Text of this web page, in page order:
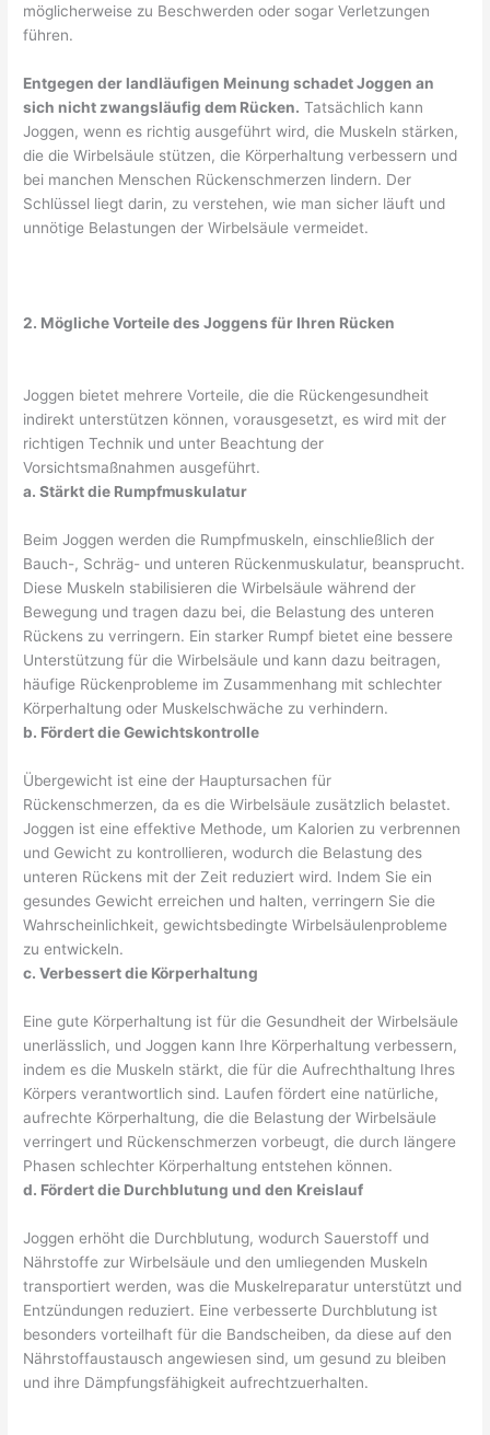
möglicherweise zu Beschwerden oder sogar Verletzungen
führen.
Entgegen der landläufigen Meinung schadet Joggen an
sich nicht zwangsläufig dem Rücken. Tatsächlich kann
Joggen, wenn es richtig ausgeführt wird, die Muskeln stärken,
die die Wirbelsäule stützen, die Körperhaltung verbessern und
bei manchen Menschen Rückenschmerzen lindern. Der
Schlüssel liegt darin, zu verstehen, wie man sicher läuft und
unnötige Belastungen der Wirbelsäule vermeidet.
2. Mögliche Vorteile des Joggens für Ihren Rücken
Joggen bietet mehrere Vorteile, die die Rückengesundheit
indirekt unterstützen können, vorausgesetzt, es wird mit der
richtigen Technik und unter Beachtung der
Vorsichtsmaßnahmen ausgeführt.
a. Stärkt die Rumpfmuskulatur
Beim Joggen werden die Rumpfmuskeln, einschließlich der
Bauch-, Schräg- und unteren Rückenmuskulatur, beansprucht.
Diese Muskeln stabilisieren die Wirbelsäule während der
Bewegung und tragen dazu bei, die Belastung des unteren
Rückens zu verringern. Ein starker Rumpf bietet eine bessere
Unterstützung für die Wirbelsäule und kann dazu beitragen,
häufige Rückenprobleme im Zusammenhang mit schlechter
Körperhaltung oder Muskelschwäche zu verhindern.
b. Fördert die Gewichtskontrolle
Übergewicht ist eine der Hauptursachen für
Rückenschmerzen, da es die Wirbelsäule zusätzlich belastet.
Joggen ist eine effektive Methode, um Kalorien zu verbrennen
und Gewicht zu kontrollieren, wodurch die Belastung des
unteren Rückens mit der Zeit reduziert wird. Indem Sie ein
gesundes Gewicht erreichen und halten, verringern Sie die
Wahrscheinlichkeit, gewichtsbedingte Wirbelsäulenprobleme
zu entwickeln.
c. Verbessert die Körperhaltung
Eine gute Körperhaltung ist für die Gesundheit der Wirbelsäule
unerlässlich, und Joggen kann Ihre Körperhaltung verbessern,
indem es die Muskeln stärkt, die für die Aufrechthaltung Ihres
Körpers verantwortlich sind. Laufen fördert eine natürliche,
aufrechte Körperhaltung, die die Belastung der Wirbelsäule
verringert und Rückenschmerzen vorbeugt, die durch längere
Phasen schlechter Körperhaltung entstehen können.
d. Fördert die Durchblutung und den Kreislauf
Joggen erhöht die Durchblutung, wodurch Sauerstoff und
Nährstoffe zur Wirbelsäule und den umliegenden Muskeln
transportiert werden, was die Muskelreparatur unterstützt und
Entzündungen reduziert. Eine verbesserte Durchblutung ist
besonders vorteilhaft für die Bandscheiben, da diese auf den
Nährstoffaustausch angewiesen sind, um gesund zu bleiben
und ihre Dämpfungsfähigkeit aufrechtzuerhalten.